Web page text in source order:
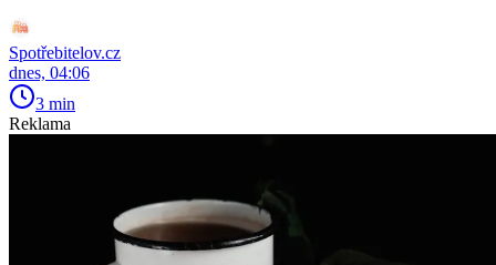
Spotřebitelov.cz
dnes, 04:06
3 min
Reklama